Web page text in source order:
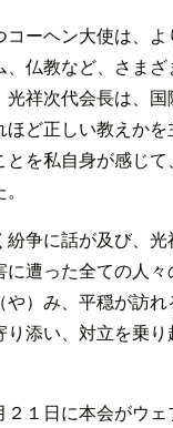
ーヘン大使は、よ
仏教など、さま
祥次代会長は、
ど正しい教えか
を私自身が感じ
争に話が及び、光
遭った全ての人
）み、平穏が訪
添い、対立を乗
１日に本会がウ